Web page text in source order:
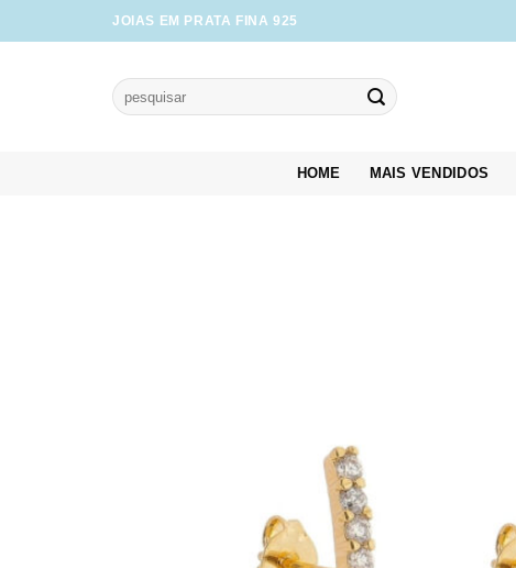
to
JOIAS EM PRATA FINA 925
Pesquisar
por:
HOME MAIS VENDIDOS